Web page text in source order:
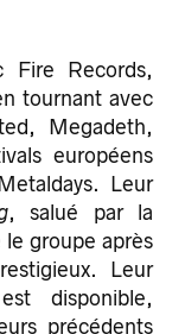
Fire Records,
tournant avec
Megadeth,
européens
Leur
, salué par la
groupe après
Leur
est disponible,
précédents